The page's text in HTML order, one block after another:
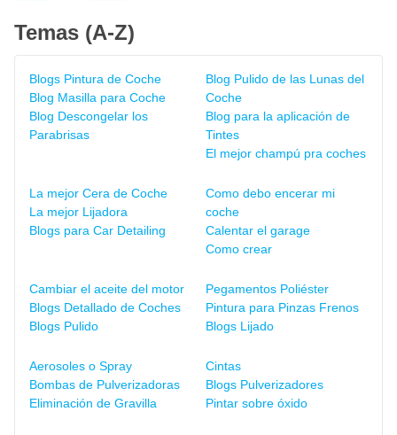
Temas (A-Z)
Blogs Pintura de Coche
Blog Masilla para Coche
Blog Descongelar los
Parabrisas
Blog Pulido de las Lunas del
Coche
Blog para la aplicación de
Tintes
El mejor champú pra coches
La mejor Cera de Coche
La mejor Lijadora
Blogs para Car Detailing
Como debo encerar mi
coche
Calentar el garage
Como crear
Cambiar el aceite del motor
Blogs Detallado de Coches
Blogs Pulido
Pegamentos Poliéster
Pintura para Pinzas Frenos
Blogs Lijado
Aerosoles o Spray
Bombas de Pulverizadoras
Eliminación de Gravilla
Cintas
Blogs Pulverizadores
Pintar sobre óxido